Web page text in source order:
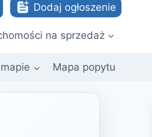
Dodaj ogłoszenie
na sprzedaż
Mapa popytu